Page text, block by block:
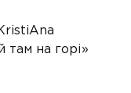
там на горі»